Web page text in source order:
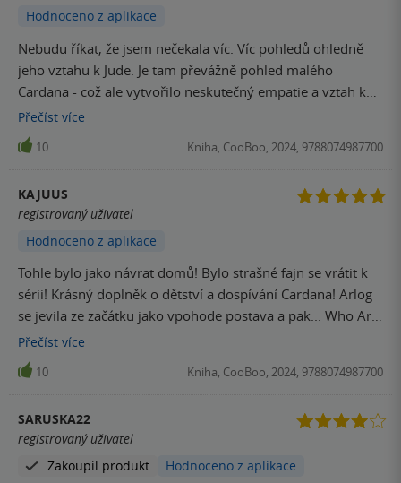
Hodnoceno z aplikace
Nebudu říkat, že jsem nečekala víc. Víc pohledů ohledně
jeho vztahu k Jude. Je tam převážně pohled malého
Cardana - což ale vytvořilo neskutečný empatie a vztah ke
Cardanovi - a to jsem na začátku Krutého prince nečekala,
že mi to jeho chování něco omluví. Malý Cardan a jeho
dětství je srdce drásající.
Přečíst více
10 Kniha, CooBoo, 2024, 9788074987700
KAJUUS
registrovaný uživatel
Hodnoceno z aplikace
Tohle bylo jako návrat domů! Bylo strašné fajn se vrátit k
sérii! Krásný doplněk o dětství a dospívání Cardana! Arlog
se jevila ze začátku jako vpohode postava a pak... Who Are
you?? jsem si říkala! Konečně sme se dozvěděli více o
vztahu s Nicasii! Nemám k tomu co vytknout, ilustrace
strašně nádherné.
Přečíst více
10 Kniha, CooBoo, 2024, 9788074987700
SARUSKA22
registrovaný uživatel
Zakoupil produkt
Hodnoceno z aplikace